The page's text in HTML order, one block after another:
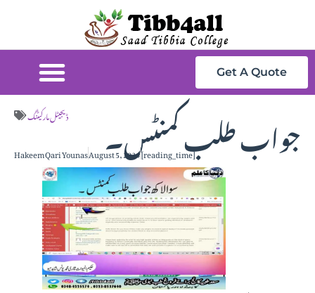
Get A Quote
ڈیجیٹل مارکیٹنگ جواب طلب کمنٹس۔ Hakeem Qari YounasAugust 5, 2024[reading_time]